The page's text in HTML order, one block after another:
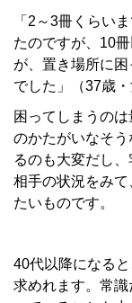
「2～3冊くらい
たのですが、10
が、置き場所に
でした」（37歳・
困ってしまうの
のかたがいなそ
るのも大変だし
相手の状況をみ
たいものです。
40代以降になる
求めれます。常